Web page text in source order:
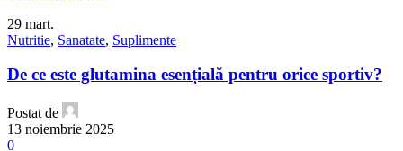
29 mart.
Nutritie, Sanatate, Suplimente
De ce este glutamina esențială pentru orice sportiv?
Postat de
13 noiembrie 2025
0